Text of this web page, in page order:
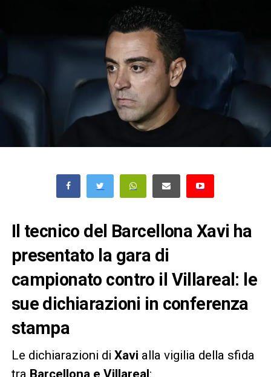
Il tecnico del Barcellona Xavi ha
presentato la gara di
campionato contro il Villareal: le
sue dichiarazioni in conferenza
stampa
Le dichiarazioni di Xavi alla vigilia della sfida
tra Barcellona e Villareal: